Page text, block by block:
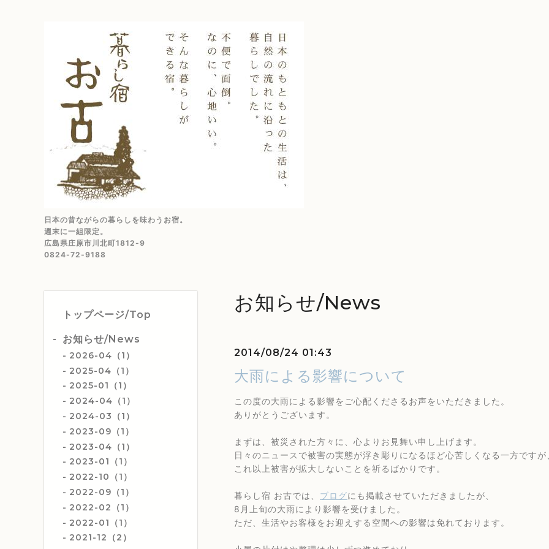
日本の昔ながらの暮らしを味わうお宿。
週末に一組限定。
広島県庄原市川北町1812-9
0824-72-9188
トップページ/Top
お知らせ/News
2026-04（1）
2025-04（1）
2025-01（1）
2024-04（1）
2024-03（1）
2023-09（1）
2023-04（1）
2023-01（1）
2022-10（1）
2022-09（1）
2022-02（1）
2022-01（1）
2021-12（2）
お知らせ/News
2014/08/24 01:43
大雨による影響について
この度の大雨による影響をご心配くださるお声をいただきました。
ありがとうございます。
まずは、被災された方々に、心よりお見舞い申し上げます。
日々のニュースで被害の実態が浮き彫りになるほど心苦しくなる一方ですが
これ以上被害が拡大しないことを祈るばかりです。
暮らし宿 お古では、 ブログにも掲載させていただきましたが、
8月上旬の大雨により影響を受けました。
ただ、生活やお客様をお迎えする空間への影響は免れております。